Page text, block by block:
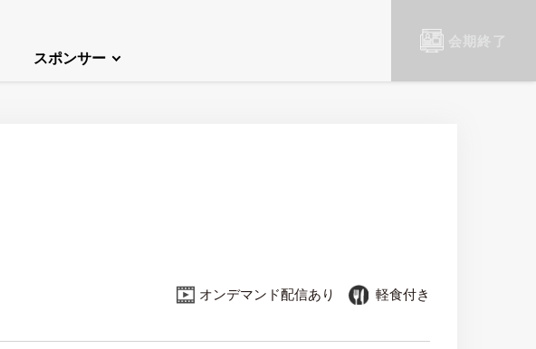
スポンサー
オンデマンド配信あり 軽食付き